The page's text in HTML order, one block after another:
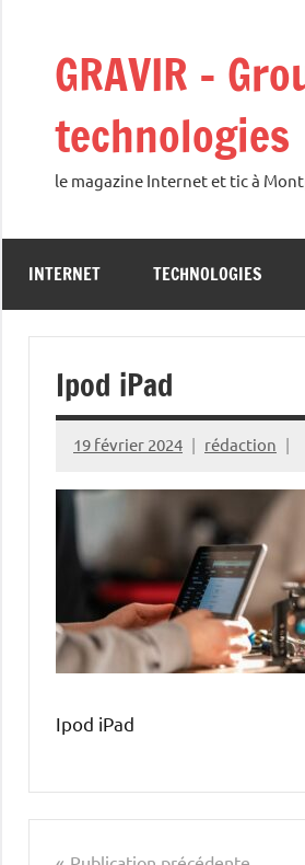
contenuGRAVIR –
technologies
le magazine Internet et tic à
INTERNET TECHNOLOGIES
Ipod iPad
19 février 2024 rédaction
Ipod iPad